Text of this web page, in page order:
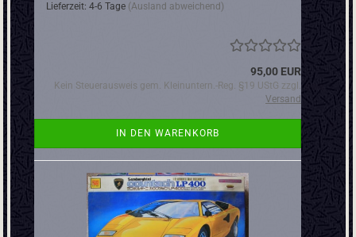
Lieferzeit: 4-6 Tage (Ausland abweichend)
95,00 EUR
Kein Steuerausweis gem. Kleinuntern.-Reg. §19 UStG zzgl.
Versand
IN DEN WARENKORB